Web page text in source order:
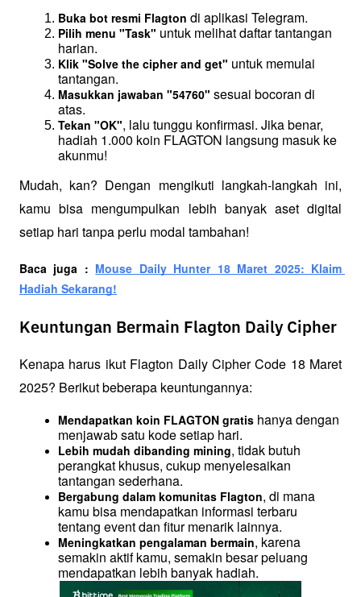
Buka bot resmi Flagton di aplikasi Telegram.
Pilih menu "Task" untuk melihat daftar tantangan
harian.
Klik "Solve the cipher and get" untuk memulai
tantangan.
Masukkan jawaban "54760" sesuai bocoran di
atas.
Tekan "OK", lalu tunggu konfirmasi. Jika benar,
hadiah 1.000 koin FLAGTON langsung masuk ke
akunmu!
Mudah, kan? Dengan mengikuti langkah-langkah ini,
kamu bisa mengumpulkan lebih banyak aset digital
setiap hari tanpa perlu modal tambahan!
Baca juga : Mouse Daily Hunter 18 Maret 2025: Klaim
Hadiah Sekarang!
Keuntungan Bermain Flagton Daily Cipher
Kenapa harus ikut Flagton Daily Cipher Code 18 Maret
2025? Berikut beberapa keuntungannya:
Mendapatkan koin FLAGTON gratis hanya dengan
menjawab satu kode setiap hari.
Lebih mudah dibanding mining, tidak butuh
perangkat khusus, cukup menyelesaikan
tantangan sederhana.
Bergabung dalam komunitas Flagton, di mana
kamu bisa mendapatkan informasi terbaru
tentang event dan fitur menarik lainnya.
Meningkatkan pengalaman bermain, karena
semakin aktif kamu, semakin besar peluang
mendapatkan lebih banyak hadiah.